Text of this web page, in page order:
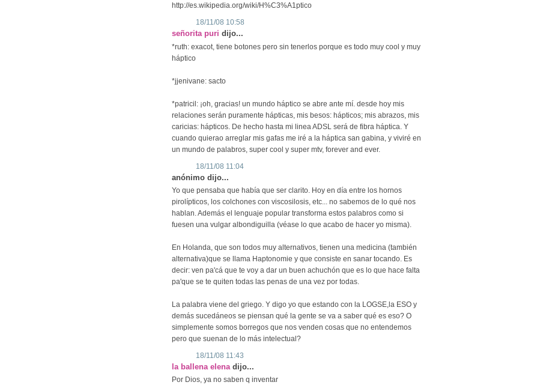
http://es.wikipedia.org/wiki/H%C3%A1ptico
18/11/08 10:58
señorita puri dijo...
*ruth: exacot, tiene botones pero sin tenerlos porque es todo muy cool y muy
háptico
*jjenivane: sacto
*patricil: ¡oh, gracias! un mundo háptico se abre ante mí. desde hoy mis
relaciones serán puramente hápticas, mis besos: hápticos; mis abrazos, mis
caricias: hápticos. De hecho hasta mi linea ADSL será de fibra háptica. Y
cuando quierao arreglar mis gafas me iré a la háptica san gabina, y viviré en
un mundo de palabros, super cool y super mtv, forever and ever.
18/11/08 11:04
anónimo dijo...
Yo que pensaba que había que ser clarito. Hoy en día entre los hornos
pirolípticos, los colchones con viscosilosis, etc... no sabemos de lo qué nos
hablan. Además el lenguaje popular transforma estos palabros como si
fuesen una vulgar albondiguilla (véase lo que acabo de hacer yo misma).
En Holanda, que son todos muy alternativos, tienen una medicina (también
alternativa)que se llama Haptonomie y que consiste en sanar tocando. Es
decir: ven pa'cá que te voy a dar un buen achuchón que es lo que hace falta
pa'que se te quiten todas las penas de una vez por todas.
La palabra viene del griego. Y digo yo que estando con la LOGSE,la ESO y
demás sucedáneos se piensan qué la gente se va a saber qué es eso? O
simplemente somos borregos que nos venden cosas que no entendemos
pero que suenan de lo más intelectual?
18/11/08 11:43
la ballena elena dijo...
Por Dios, ya no saben q inventar